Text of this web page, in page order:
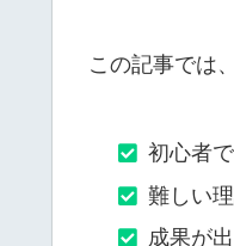
この記事では、
初心者
難しい
成果が